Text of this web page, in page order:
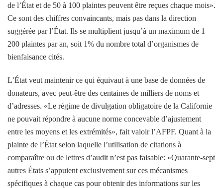
de l’État et de 50 à 100 plaintes peuvent être reçues chaque mois».
Ce sont des chiffres convaincants, mais pas dans la direction
suggérée par l’État. Ils se multiplient jusqu’à un maximum de 1
200 plaintes par an, soit 1% du nombre total d’organismes de
bienfaisance cités.
L’État veut maintenir ce qui équivaut à une base de données de
donateurs, avec peut-être des centaines de milliers de noms et
d’adresses. «Le régime de divulgation obligatoire de la Californie
ne pouvait répondre à aucune norme concevable d’ajustement
entre les moyens et les extrémités», fait valoir l’AFPF. Quant à la
plainte de l’État selon laquelle l’utilisation de citations à
comparaître ou de lettres d’audit n’est pas faisable: «Quarante-sept
autres États s’appuient exclusivement sur ces mécanismes
spécifiques à chaque cas pour obtenir des informations sur les